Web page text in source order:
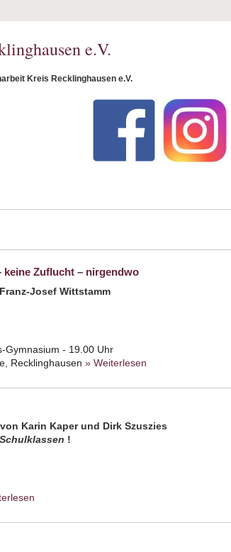
e.V.
Kreis Recklinghausen e.V.
keine Zuflucht – nirgendwo
Josef Wittstamm
Gymnasium - 19.00 Uhr
Recklinghausen » Weiterlesen
Karin Kaper und Dirk Szuszies
!